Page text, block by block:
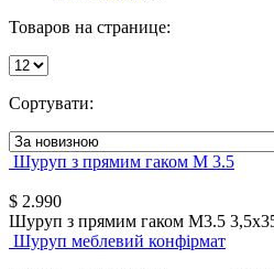
Товаров на странице:
Сортувати:
Шуруп з прямим гаком М 3.5
$ 2.990
Шуруп з прямим гаком М3.5
Шуруп меблевий конфірмат